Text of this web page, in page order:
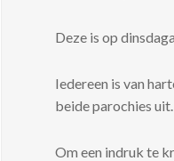
Deze is op
Iedereen is van
beide parochies uit.
Om een indruk te